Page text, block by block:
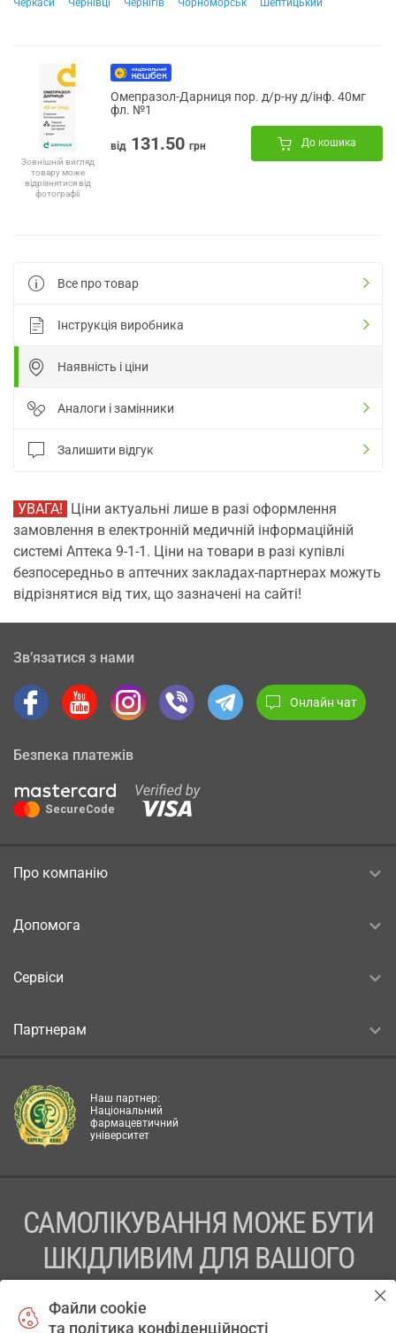
Черкаси
Чернівці Чернігів Чорноморськ Шептицький
Зовнішній вигляд
товару може
відрізнятися від
фотографії
Омепразол-Дарниця пор. д/р-ну д/інф. 40мг
фл. №1
від 131.50 грн До кошика
Все про товар
Інструкція виробника
Наявність і ціни
Аналоги і замінники
Залишити відгук
УВАГА! Ціни актуальні лише в разі оформлення
замовлення в електронній медичній інформаційній
системі Аптека 9-1-1. Ціни на товари в разі купівлі
безпосередньо в аптечних закладах-партнерах можуть
відрізнятися від тих, що зазначені на сайті!
Зв’язатися з нами
Онлайн чат
Безпека платежів
Про компанію
Допомога
Сервіси
Партнерам
Наш партнер:
Національний
фармацевтичний
університет
САМОЛІКУВАННЯ МОЖЕ БУТИ
ШКІДЛИВИМ ДЛЯ ВАШОГО
Файли cookie
та політика конфіденційності